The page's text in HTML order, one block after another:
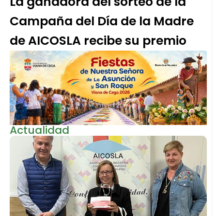
Campaña del Día de la Madre
de AICOSLA recibe su premio
Actualidad